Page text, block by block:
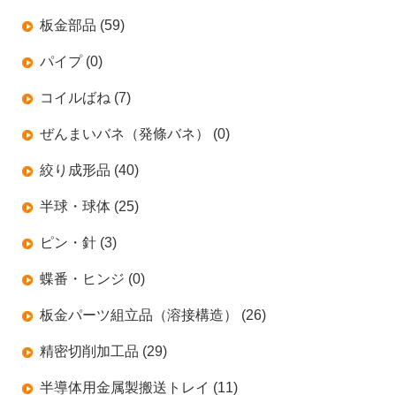
板金部品 (59)
パイプ (0)
コイルばね (7)
ぜんまいバネ（発條バネ） (0)
絞り成形品 (40)
半球・球体 (25)
ピン・針 (3)
蝶番・ヒンジ (0)
板金パーツ組立品（溶接構造） (26)
精密切削加工品 (29)
半導体用金属製搬送トレイ (11)